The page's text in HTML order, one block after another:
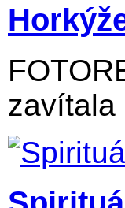
zavítala